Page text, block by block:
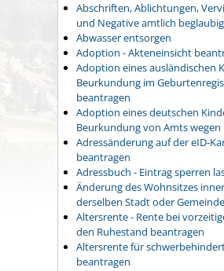
Abschriften, Ablichtungen,
und Negative amtlich
Abwasser entsorgen
Adoption - Akteneinsicht
Adoption eines ausländischen
Beurkundung im
beantragen
Adoption eines deutschen
Beurkundung von Amts wegen
Adressänderung auf der eID-
beantragen
Adressbuch - Eintrag sperren
Änderung des Wohnsitzes
derselben Stadt oder
Altersrente - Rente bei
den Ruhestand beantragen
Altersrente für
beantragen